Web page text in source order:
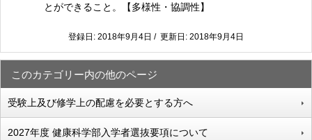
とができること。【多様性・協調性】
登録日: 2018年9月4日 / 更新日: 2018年9月4日
このカテゴリー内の他のページ
受験上及び修学上の配慮を必要とする方へ
2027年度 健康科学部入学者選抜要項について